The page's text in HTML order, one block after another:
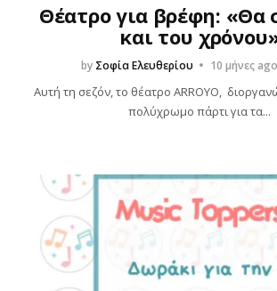
Θέατρο για βρέφη: «Θα
και του
by Σοφία Ελευθερίου 10 μήνες ago
Αυτή τη σεζόν, το θέατρο ARROYO,
πολύχρωμο πάρτι για τα...